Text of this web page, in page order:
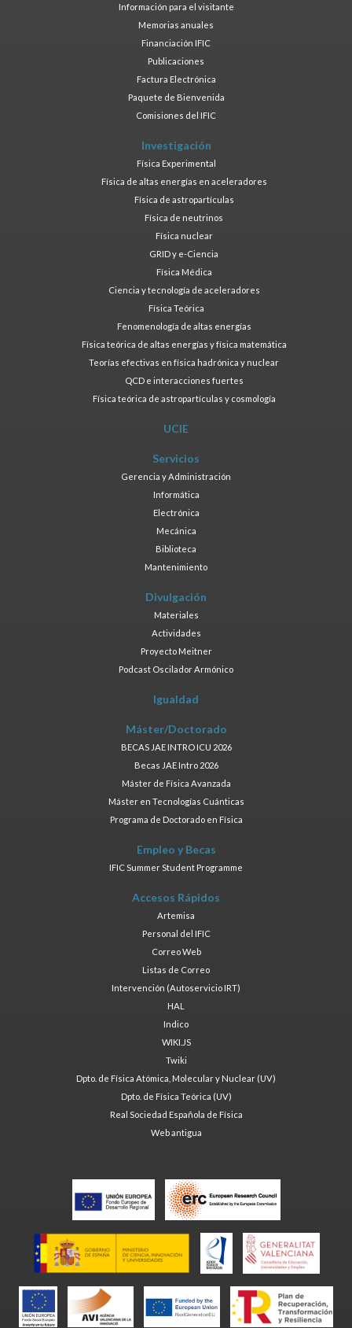
Información para el visitante
Memorias anuales
Financiación IFIC
Publicaciones
Factura Electrónica
Paquete de Bienvenida
Comisiones del IFIC
Investigación
Física Experimental
Física de altas energías en aceleradores
Física de astropartículas
Física de neutrinos
Física nuclear
GRID y e-Ciencia
Física Médica
Ciencia y tecnología de aceleradores
Física Teórica
Fenomenología de altas energías
Física teórica de altas energías y física matemática
Teorías efectivas en física hadrónica y nuclear
QCD e interacciones fuertes
Física teórica de astropartículas y cosmología
UCIE
Servicios
Gerencia y Administración
Informática
Electrónica
Mecánica
Biblioteca
Mantenimiento
Divulgación
Materiales
Actividades
Proyecto Meitner
Podcast Oscilador Armónico
Igualdad
Máster/Doctorado
BECAS JAE INTRO ICU 2026
Becas JAE Intro 2026
Máster de Física Avanzada
Máster en Tecnologías Cuánticas
Programa de Doctorado en Física
Empleo y Becas
IFIC Summer Student Programme
Accesos Rápidos
Artemisa
Personal del IFIC
Correo Web
Listas de Correo
Intervención (Autoservicio IRT)
HAL
Indico
WIKI.JS
Twiki
Dpto. de Física Atómica, Molecular y Nuclear (UV)
Dpto. de Física Teórica (UV)
Real Sociedad Española de Física
Web antigua